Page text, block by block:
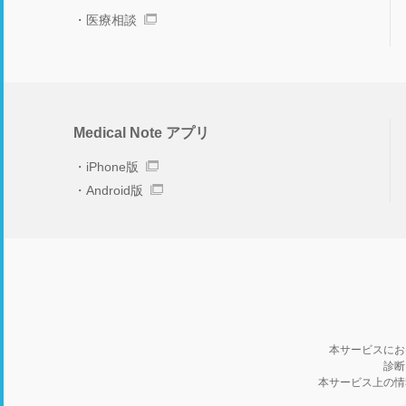
医療相談
Medical Note アプリ
iPhone版
Android版
本サービスに
診
本サービス上の